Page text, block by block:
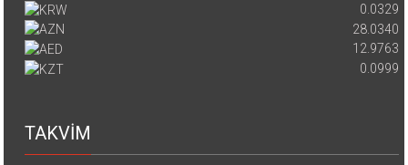
0.0329
28.0340
12.9763
0.0999
TAKVİM